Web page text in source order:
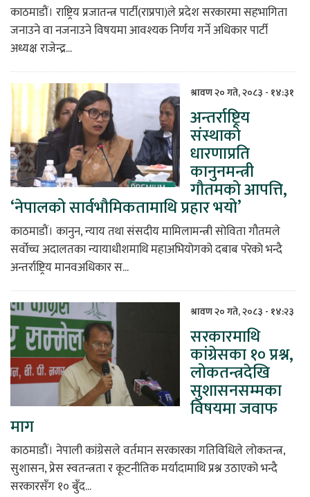
काठमाडौं। राष्ट्रिय प्रजातन्त्र पार्टी(राप्रपा)ले प्रदेश सरकारमा सहभागिता
जनाउने वा नजनाउने विषयमा आवश्यक निर्णय गर्ने अधिकार पार्टी
अध्यक्ष राजेन्द्र...
श्रावण २० गते, २०८३ - १४:३१
अन्तर्राष्ट्रिय
संस्थाको
धारणाप्रति
कानुनमन्त्री
गौतमको आपत्ति,
‘नेपालको सार्वभौमिकतामाथि प्रहार भयो’
काठमाडौं। कानुन, न्याय तथा संसदीय मामिलामन्त्री सोविता गौतमले
सर्वोच्च अदालतका न्यायाधीशमाथि महाअभियोगको दबाब परेको भन्दै
अन्तर्राष्ट्रिय मानवअधिकार स...
श्रावण २० गते, २०८३ - १४:२३
सरकारमाथि
कांग्रेसका १० प्रश्न,
लोकतन्त्रदेखि
सुशासनसम्मका
विषयमा जवाफ
माग
काठमाडौं। नेपाली कांग्रेसले वर्तमान सरकारका गतिविधिले लोकतन्त्र,
सुशासन, प्रेस स्वतन्त्रता र कूटनीतिक मर्यादामाथि प्रश्न उठाएको भन्दै
सरकारसँग १० बुँद...